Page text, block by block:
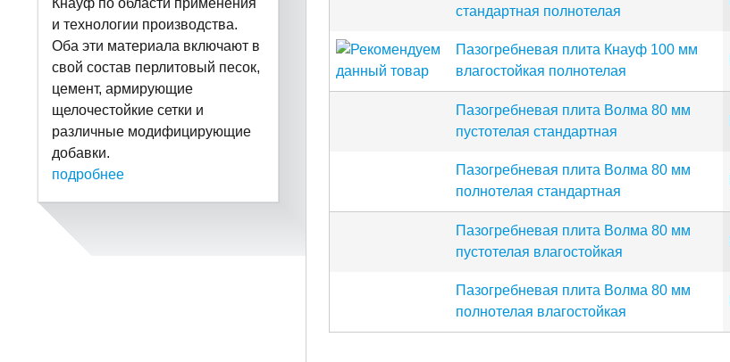
стандартная полнотелая
Пазогребневая плита Кнауф 100 мм
влагостойкая полнотелая
Пазогребневая плита Волма 80 мм
пустотелая стандартная
Пазогребневая плита Волма 80 мм
полнотелая стандартная
Пазогребневая плита Волма 80 мм
пустотелая влагостойкая
Пазогребневая плита Волма 80 мм
полнотелая влагостойкая
Кнауф по области применения
и технологии производства.
Оба эти материала включают в
свой состав перлитовый песок,
цемент, армирующие
щелочестойкие сетки и
различные модифицирующие
добавки.
подробнее